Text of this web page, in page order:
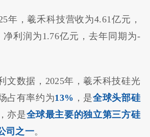
年，羲禾科技营收为4.61亿元，
净利润为1.76亿元，去年同期为-
文数据，2025年，羲禾科技硅光
占有率约为13% ，是全球头部硅
，亦是全球最主要的独立第三方硅
司之一。